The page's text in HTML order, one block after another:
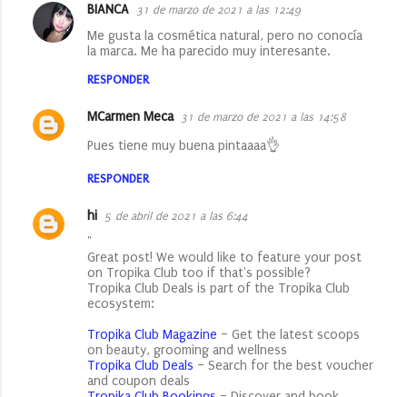
C
n
i
BIANCA 31 de marzo de 2021 a las 12:49
Me gusta la cosmética natural, pero no conocía
la marca. Me ha parecido muy interesante.
RESPONDER
MCarmen Meca 31 de marzo de 2021 a las 14:58
Pues tiene muy buena pintaaaa👌
RESPONDER
hi 5 de abril de 2021 a las 6:44
"
Great post! We would like to feature your post
on Tropika Club too if that's possible?
Tropika Club Deals is part of the Tropika Club
ecosystem:
Tropika Club Magazine – Get the latest scoops
on beauty, grooming and wellness
Tropika Club Deals – Search for the best voucher
and coupon deals